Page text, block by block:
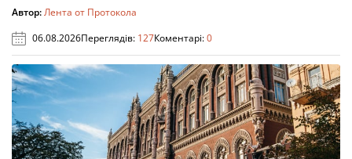
Автор:Лента от Протокола
06.08.2026Переглядів: 127Коментарі:0